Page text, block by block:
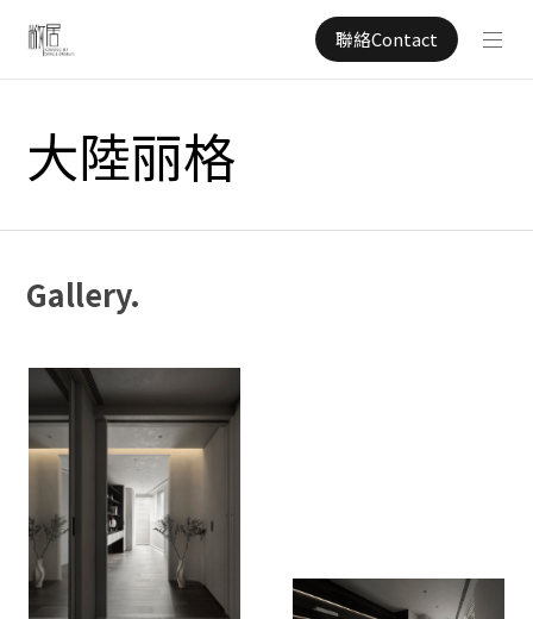
聯絡Contact
大陸丽格
Gallery.